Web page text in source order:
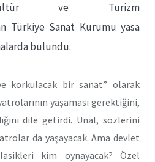
ve Turizm
Türkiye Sanat Kurumu yasa
bulundu.
korkulacak bir sanat” olarak
yaşaması gerektiğini,
dile getirdi. Ünal, sözlerini
da yaşayacak. Ama devlet
kim oynayacak? Özel